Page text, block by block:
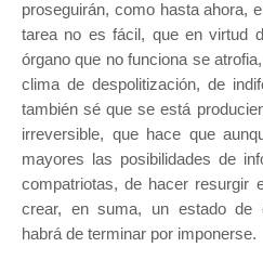
proseguirán, como hasta ahora,
tarea no es fácil, que en virtud
órgano que no funciona se
clima de despolitización, de
también sé que se está
irreversible, que hace que
mayores las posibilidades de
compatriotas, de hacer resurgir
crear, en suma, un estado de
habrá de terminar por imponerse.